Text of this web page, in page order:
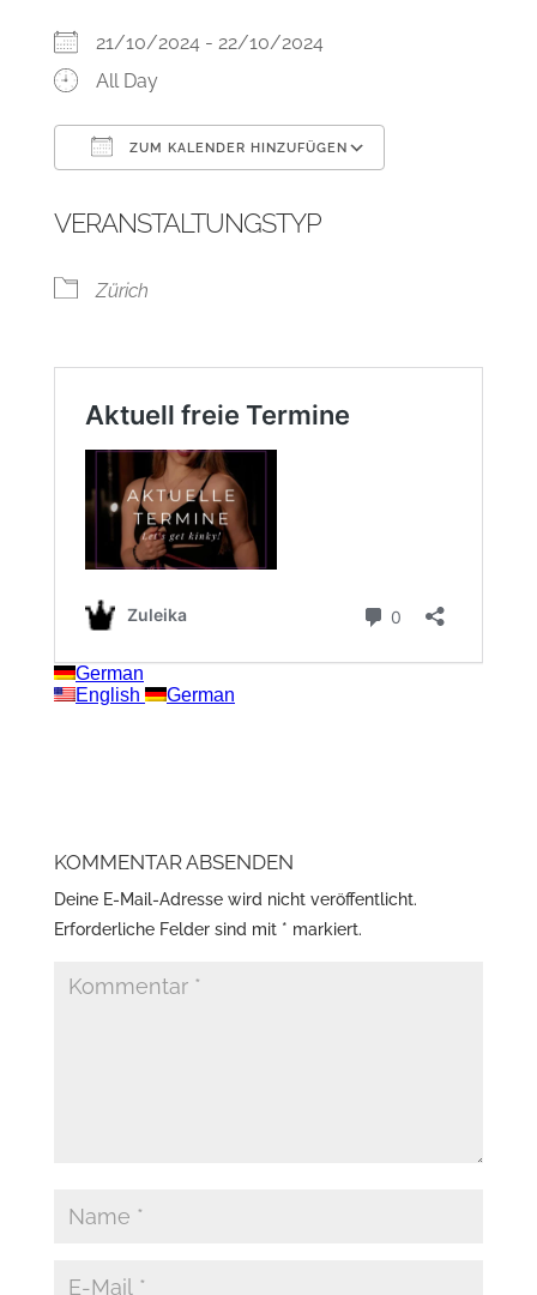
21/10/2024 - 22/10/2024
All Day
ZUM KALENDER HINZUFÜGEN
VERANSTALTUNGSTYP
Zürich
KOMMENTAR ABSENDEN
Deine E-Mail-Adresse wird nicht veröffentlicht.
Erforderliche Felder sind mit * markiert.